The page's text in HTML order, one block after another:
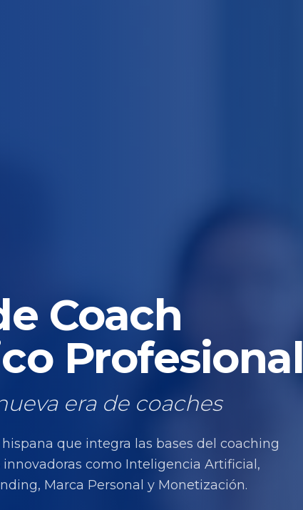
Coach
Profesional
era de coaches
que integra las bases del coaching
como Inteligencia Artificial,
Marca Personal y Monetización.